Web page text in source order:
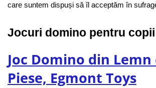
care suntem dispuși să îl acceptăm în
Jocuri domino pentru copii
Joc Domino din Lemn
Piese, Egmont Toys